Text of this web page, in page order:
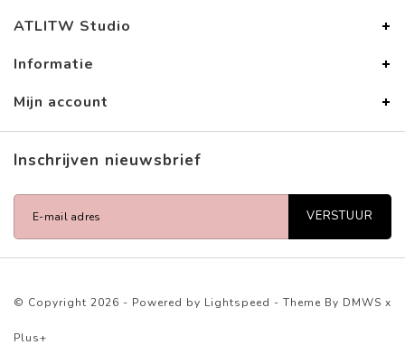
ATLITW Studio
Informatie
Mijn account
Inschrijven nieuwsbrief
VERSTUUR
© Copyright 2026 - Powered by Lightspeed - Theme By DMWS x
Plus+